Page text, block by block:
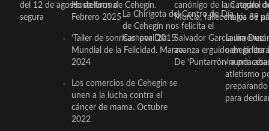
del 12 de agosto de forma
segura
Hosteleros de Cehegín.
Febrero 2025
‘Taller de sonrisas’ por Día
Mundial de la Felicidad. Marzo
2024
Los comercios de Cehegín se
unen a la lucha contra el
cáncer de mama. Octubre
2022
La Chirigota del Centro de Día
de Cehegín nos felicita el
Carnaval 2015
canónigo de la Catedral
Murcia, fallece a los 89
Salvador García Jiménez
avanza erguido en la
De ‘Puntarrón’ a
un regalo
magia de
Laura
ceheginera
«nunca
atletismo
para